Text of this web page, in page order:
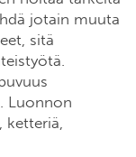
jotain muuta
sitä
Luonnon
ketteriä,